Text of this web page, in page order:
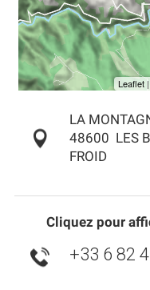
LA
48600 LES
FROID
Cliquez pour
+33 6 82